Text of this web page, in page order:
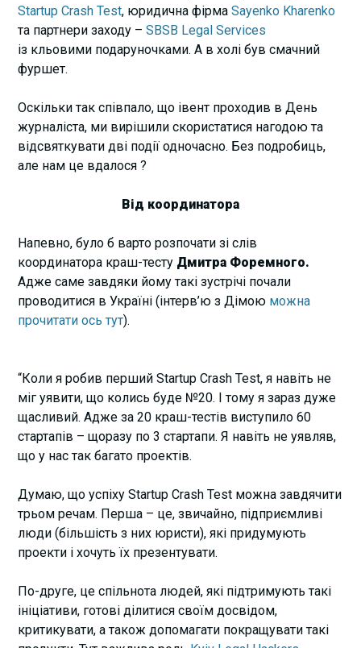
Startup Crash Test, юридична фірмаSayenko Kharenko
та партнери заходу –SBSB Legal Services
із кльовими подаруночками. А в холі був смачний
фуршет.
Оскільки так співпало, що івент проходив в День
журналіста, ми вирішили скористатися нагодою та
відсвяткувати дві події одночасно. Без подробиць,
але нам це вдалося ?
Від координатора
Напевно, було б варто розпочати зі слів
координатора краш-тесту Дмитра Форемного.
Адже саме завдяки йому такі зустрічі почали
проводитися в Україні (інтерв’ю з Дімою можна
прочитати ось тут).
“Коли я робив перший Startup Crash Test, я навіть не
міг уявити, що колись буде №20. І тому я зараз дуже
щасливий. Адже за 20 краш-тестів виступило 60
стартапів – щоразу по 3 стартапи. Я навіть не уявляв,
що у нас так багато проектів.
Думаю, що успіху Startup Crash Test можна завдячити
трьом речам. Перша – це, звичайно, підприємливі
люди (більшість з них юристи), які придумують
проекти і хочуть їх презентувати.
По-друге, це спільнота людей, які підтримують такі
ініціативи, готові ділитися своїм досвідом,
критикувати, а також допомагати покращувати такі